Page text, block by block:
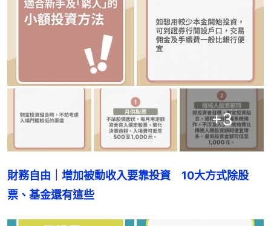
+3
財務自由｜增加被動收入要靠投資　10大方式除股
票、基金還有這些